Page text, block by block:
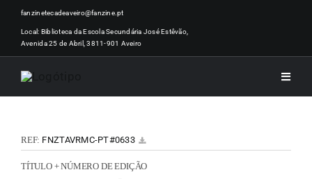
Skip
content
fanzinetecadeaveiro@fanzine.pt
Local: Biblioteca da Escola Secundária José Estêvão,
Avenida 25 de Abril, 3811-901 Aveiro
Toggle
REF: FNZTAVRMC-PT#0633
TÍTULO + NÚMERO DE EDIÇÃO